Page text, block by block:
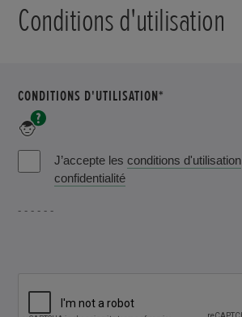
Conditions d'utilisation
CONDITIONS D'UTILISATION*
vous
avec
J’accepte lesconditions d'utilisation
confidentialité
- - - - - -